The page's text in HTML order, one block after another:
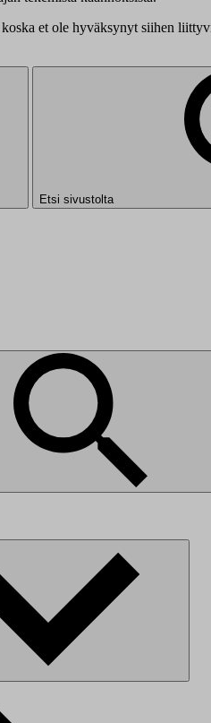
et ole hyväksynyt siihen
Etsi sivustolta